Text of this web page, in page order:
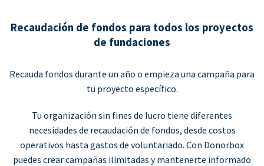
Recaudación de fondos para todos los proyectos
de fundaciones
Recauda fondos durante un año o empieza una campaña para
tu proyecto específico.
Tu organización sin fines de lucro tiene diferentes
necesidades de recaudación de fondos, desde costos
operativos hasta gastos de voluntariado. Con Donorbox
puedes crear campañas ilimitadas y mantenerte informado